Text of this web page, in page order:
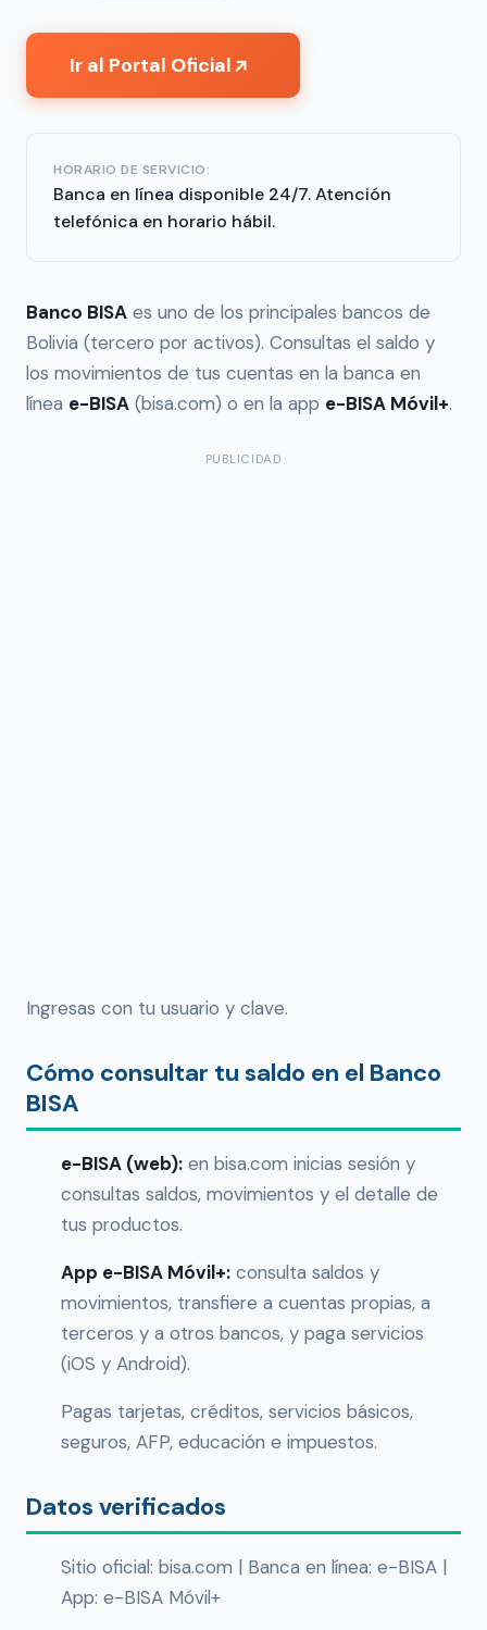
Ir al Portal Oficial↗
HORARIO DE SERVICIO:
Banca en línea disponible 24/7. Atención
telefónica en horario hábil.
Banco BISA es uno de los principales bancos de
Bolivia (tercero por activos). Consultas el saldo y
los movimientos de tus cuentas en la banca en
línea e-BISA (bisa.com) o en la app e-BISA Móvil+.
PUBLICIDAD
Ingresas con tu usuario y clave.
Cómo consultar tu saldo en el Banco
BISA
e-BISA (web): en bisa.com inicias sesión y
consultas saldos, movimientos y el detalle de
tus productos.
App e-BISA Móvil+: consulta saldos y
movimientos, transfiere a cuentas propias, a
terceros y a otros bancos, y paga servicios
(iOS y Android).
Pagas tarjetas, créditos, servicios básicos,
seguros, AFP, educación e impuestos.
Datos verificados
Sitio oficial: bisa.com | Banca en línea: e-BISA |
App: e-BISA Móvil+